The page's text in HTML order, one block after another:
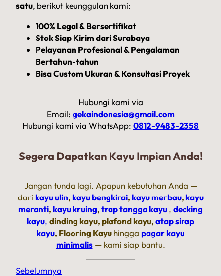
satu, berikut keunggulan kami:
100% Legal & Bersertifikat
Stok Siap Kirim dari Surabaya
Pelayanan Profesional & Pengalaman
Bertahun-tahun
Bisa Custom Ukuran & Konsultasi Proyek
Hubungi kami via
Email: gekaindonesia@gmail.com
Hubungi kami via WhatsApp: 0812-9483-2358
Segera Dapatkan Kayu Impian Anda!
Jangan tunda lagi. Apapun kebutuhan Anda —
dari kayu ulin, kayu bengkirai, kayu merbau, kayu
meranti, kayu kruing,trap tangga kayu, decking
kayu, dinding kayu, plafond kayu,atap sirap
kayu, Flooring Kayuhingga pagar kayu
minimalis— kami siap bantu.
Sebelumnya